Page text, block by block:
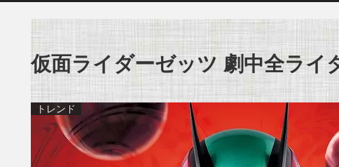
仮面ライダーゼッツ 劇中全ライ
トレンド